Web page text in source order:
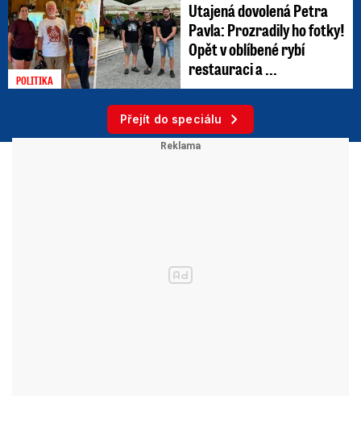
POLITIKA
Utajená dovolená Petra
Pavla: Prozradily ho fotky!
Opět v oblíbené rybí
restauraci a ...
Přejít do speciálu